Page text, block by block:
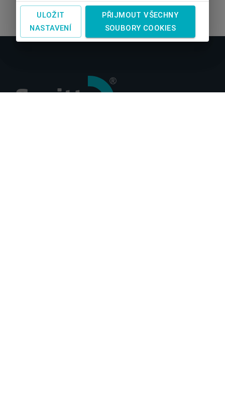
ULOŽIT
NASTAVENÍ
PŘIJMOUT VŠECHNY
SOUBORY COOKIES